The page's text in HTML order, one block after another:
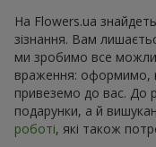
На Flowers.ua
зізнання. Вам
ми зробимо все
враження: оформимо,
привеземо до вас. До
подарунки, а й
роботі, які також